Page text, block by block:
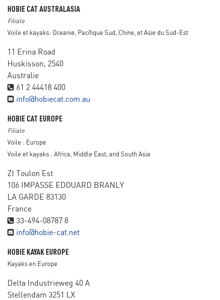
HOBIE CAT AUSTRALASIA
Filiale
Voile et kayaks: Oceanie, Pacifique Sud, Chine, et Asie du Sud-Est
11 Erina Road
Huskisson, 2540
Australie
61 2 44418 400
info@hobiecat.com.au
HOBIE CAT EUROPE
Filiale
Voile : Europe
Voile et kayaks : Africa, Middle East, and South Asia
ZI Toulon Est
106 IMPASSE EDOUARD BRANLY
LA GARDE 83130
France
33-494-08787 8
info@hobie-cat.net
HOBIE KAYAK EUROPE
Kayaks en Europe
Delta Industrieweg 40 A
Stellendam 3251 LX